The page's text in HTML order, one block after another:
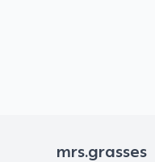
mrs.grasses